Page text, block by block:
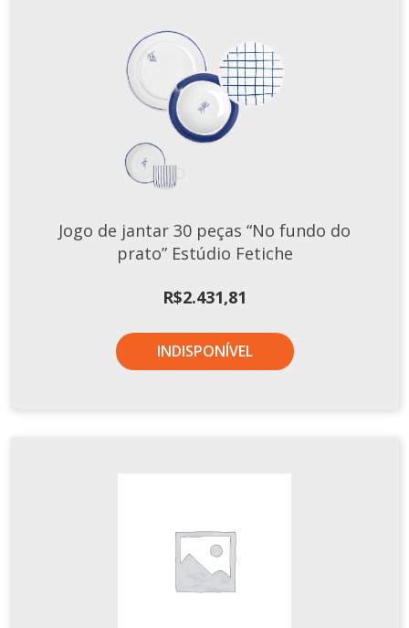
Jogo de jantar 30 peças “No fundo do
prato” Estúdio Fetiche
R$2.431,81
INDISPONÍVEL